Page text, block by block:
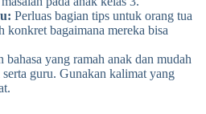
Perluas bagian tips untuk orang tua
konkret bagaimana mereka bisa
bahasa yang ramah anak dan mudah
guru. Gunakan kalimat yang